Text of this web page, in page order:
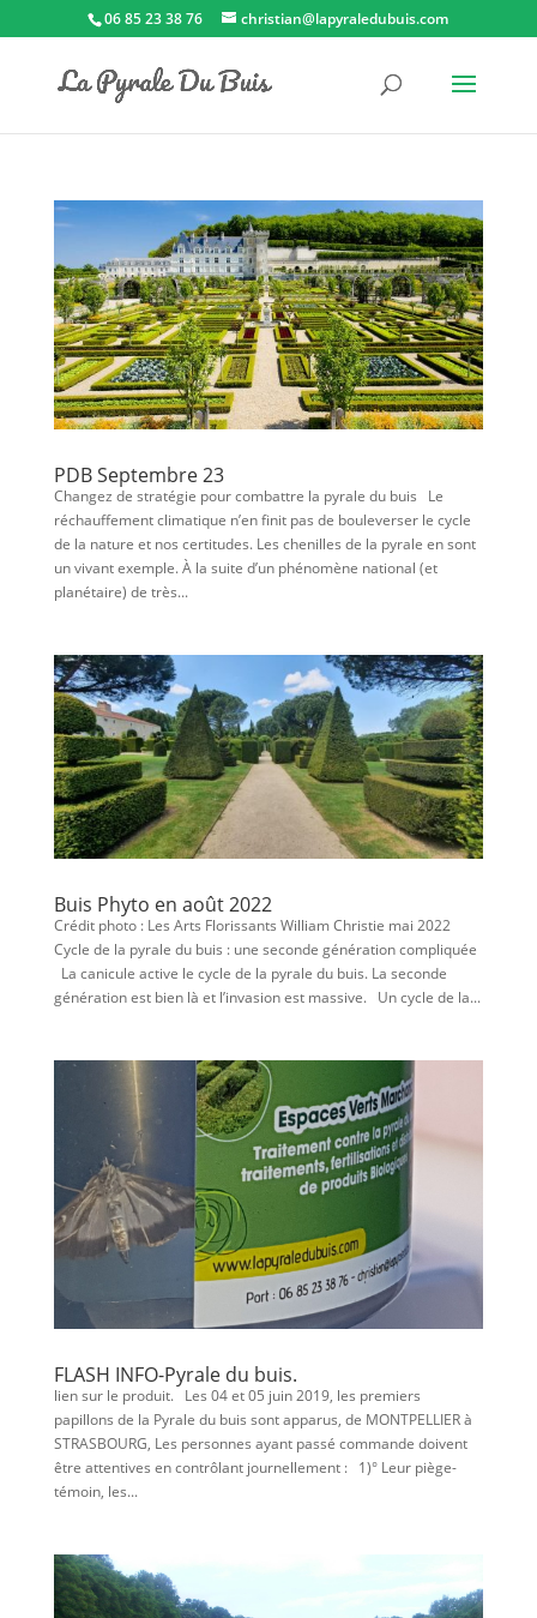
06 85 23 38 76 christian@lapyraledubuis.com
PDB Septembre 23
Changez de stratégie pour combattre la pyrale du buis Le
réchauffement climatique n’en finit pas de bouleverser le cycle
de la nature et nos certitudes. Les chenilles de la pyrale en sont
un vivant exemple. À la suite d’un phénomène national (et
planétaire) de très...
Buis Phyto en août 2022
Crédit photo : Les Arts Florissants William Christie mai 2022
Cycle de la pyrale du buis : une seconde génération compliquée
La canicule active le cycle de la pyrale du buis. La seconde
génération est bien là et l’invasion est massive. Un cycle de la...
FLASH INFO-Pyrale du buis.
lien sur le produit. Les 04 et 05 juin 2019, les premiers
papillons de la Pyrale du buis sont apparus, de MONTPELLIER à
STRASBOURG, Les personnes ayant passé commande doivent
être attentives en contrôlant journellement : 1)° Leur piège-
témoin, les...